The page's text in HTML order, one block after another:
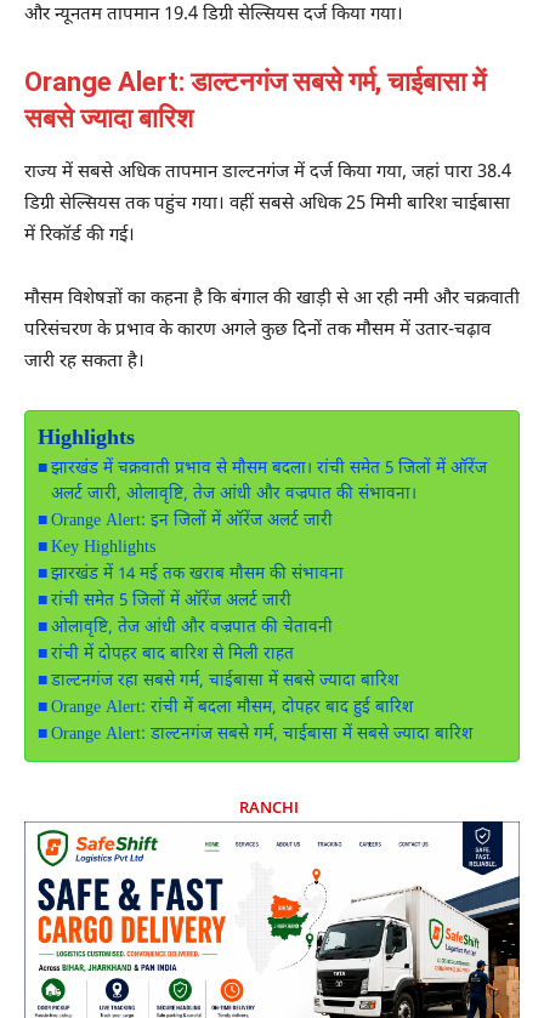
और न्यूनतम तापमान 19.4 डिग्री सेल्सियस दर्ज किया गया।
Orange Alert: डाल्टनगंज सबसे गर्म, चाईबासा में
सबसे ज्यादा बारिश
राज्य में सबसे अधिक तापमानडाल्टनगंजमें दर्ज किया गया, जहां पारा 38.4
डिग्री सेल्सियस तक पहुंच गया। वहीं सबसे अधिक 25 मिमी बारिशचाईबासा
में रिकॉर्ड की गई।
मौसम विशेषज्ञों का कहना है कि बंगाल की खाड़ी से आ रही नमी और चक्रवाती
परिसंचरण के प्रभाव के कारण अगले कुछ दिनों तक मौसम में उतार-चढ़ाव
जारी रह सकता है।
Highlights
झारखंड में चक्रवाती प्रभाव से मौसम बदला। रांची समेत 5 जिलों में ऑरेंज
अलर्ट जारी, ओलावृष्टि, तेज आंधी और वज्रपात की संभावना।
Orange Alert: इन जिलों में ऑरेंज अलर्ट जारी
Key Highlights
झारखंड में 14 मई तक खराब मौसम की संभावना
रांची समेत 5 जिलों में ऑरेंज अलर्ट जारी
ओलावृष्टि, तेज आंधी और वज्रपात की चेतावनी
रांची में दोपहर बाद बारिश से मिली राहत
डाल्टनगंज रहा सबसे गर्म, चाईबासा में सबसे ज्यादा बारिश
Orange Alert: रांची में बदला मौसम, दोपहर बाद हुई बारिश
Orange Alert: डाल्टनगंज सबसे गर्म, चाईबासा में सबसे ज्यादा बारिश
RANCHI